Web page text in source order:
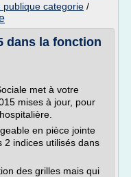
publique categorie /
dans la fonction
met à votre
mises à jour, pour
en pièce jointe
2 indices utilisés dans
des grilles mais qui